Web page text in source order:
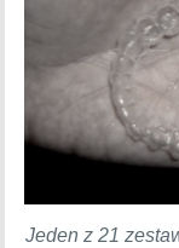
Jeden z 21